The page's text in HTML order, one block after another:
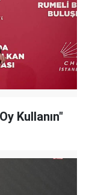
Kullanın"